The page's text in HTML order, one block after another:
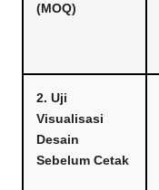
(MOQ)
2. Uji
Visualisasi
Desain
Sebelum Cetak